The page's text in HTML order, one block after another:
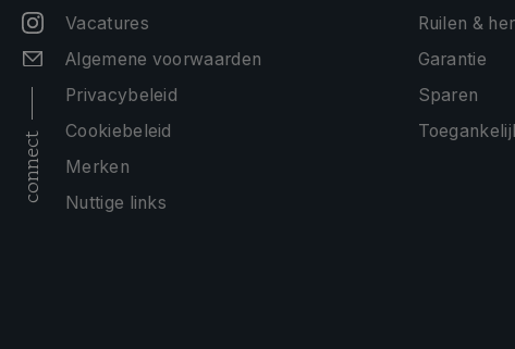
connect
Vacatures
Algemene voorwaarden
Privacybeleid
Cookiebeleid
Merken
Nuttige links
Ruilen &
Garantie
Sparen